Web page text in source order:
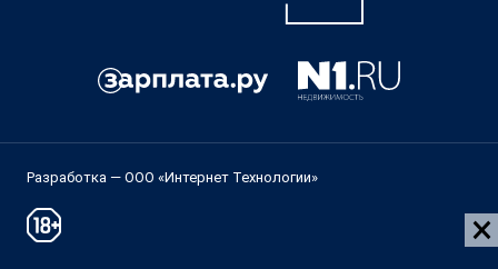
Разработка — ООО «Интернет Технологии»